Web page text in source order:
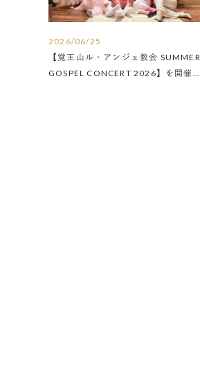
2026/06/25
【覚王山ル・アンジェ教会 SUMMER
GOSPEL CONCERT 2026】を開催い